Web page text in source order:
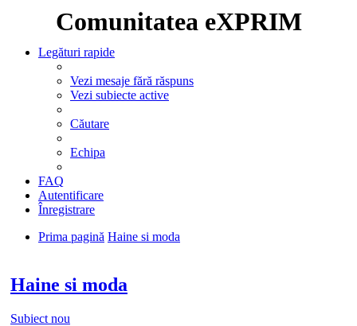
Comunitatea eXPRIM
Legături rapide
Vezi mesaje fără răspuns
Vezi subiecte active
Căutare
Echipa
FAQ
Autentificare
Înregistrare
Prima pagină Haine si moda
Haine si moda
Subiect nou